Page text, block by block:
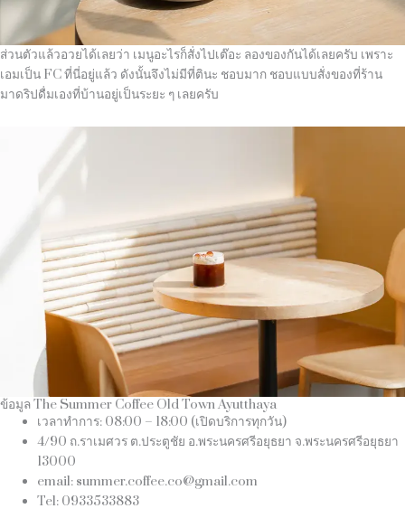
ส่วนตัวแล้วอวยได้เลยว่า เมนูอะไรก็สั่งไปเต๊อะ ลองของกันได้เลยครับ เพราะ
เอมเป็น FC ที่นี่อยู่แล้ว ดังนั้นจึงไม่มีที่ตินะ ชอบมาก ชอบแบบสั่งของที่ร้าน
มาดริปดื่มเองที่บ้านอยู่เป็นระยะ ๆ เลยครับ
ข้อมูล The Summer Coffee Old Town Ayutthaya
เวลาทำการ: 08:00 – 18:00 (เปิดบริการทุกวัน)
4/90 ถ.ราเมศวร ต.ประตูชัย อ.พระนครศรีอยุธยา จ.พระนครศรีอยุธยา
13000
email: summer.coffee.co@gmail.com
Tel: 0933533883